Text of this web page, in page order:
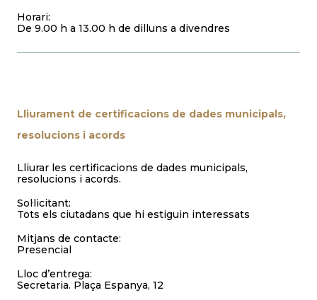
Horari:
De 9.00 h a 13.00 h de dilluns a divendres
Lliurament de certificacions de dades municipals,
resolucions i acords
Lliurar les certificacions de dades municipals,
resolucions i acords.
Sol·licitant:
Tots els ciutadans que hi estiguin interessats
Mitjans de contacte:
Presencial
Lloc d’entrega:
Secretaria. Plaça Espanya, 12